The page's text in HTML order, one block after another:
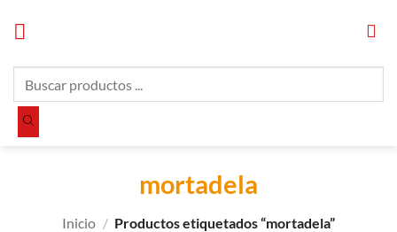
productos
mortadela
Inicio / Productos etiquetados “mortadela”